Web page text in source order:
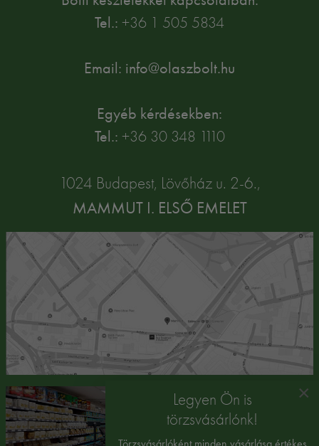
Tel.: +36 1 505 5834
Email: info@olaszbolt.hu
Egyéb kérdésekben:
Tel.: +36 30 348 1110
1024 Budapest, Lövőház u. 2-6.,
MAMMUT I. ELSŐ EMELET
×
Legyen Ön is
törzsvásárlónk!